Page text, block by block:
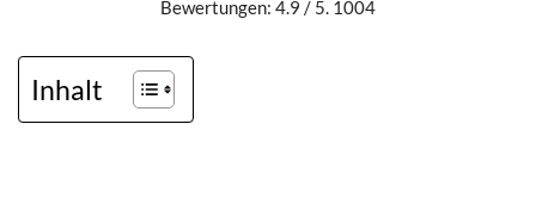
Bewertungen: 4.9 / 5. 1004
Inhalt